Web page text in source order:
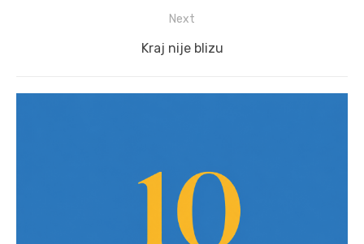
Next
Next
Kraj nije blizu